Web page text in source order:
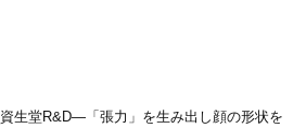
資生堂R&D―「張力」を生み出し顔の形状を